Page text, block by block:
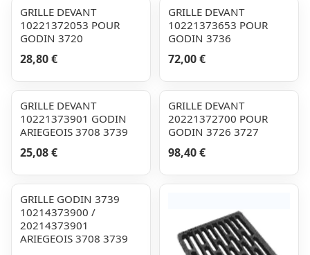
GRILLE DEVANT
10221372053 POUR
GODIN 3720
28,80 €
GRILLE DEVANT
10221373653 POUR
GODIN 3736
72,00 €
GRILLE DEVANT
10221373901 GODIN
ARIEGEOIS 3708 3739
25,08 €
GRILLE DEVANT
20221372700 POUR
GODIN 3726 3727
98,40 €
GRILLE GODIN 3739
10214373900 /
20214373901
ARIEGEOIS 3708 3739